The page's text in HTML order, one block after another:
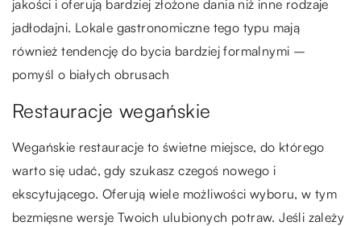
jakości i oferują bardziej złożone dania niż inne rodzaje
jadłodajni. Lokale gastronomiczne tego typu mają
również tendencję do bycia bardziej formalnymi –
pomyśl o białych obrusach
Restauracje wegańskie
Wegańskie restauracje to świetne miejsce, do którego
warto się udać, gdy szukasz czegoś nowego i
ekscytującego. Oferują wiele możliwości wyboru, w tym
bezmięsne wersje Twoich ulubionych potraw. Jeśli zależy